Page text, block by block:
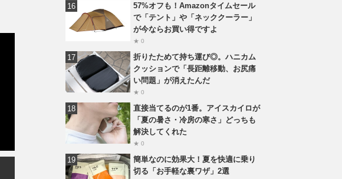
57%オフも！Amazonタイムセール
で「テント」や「ネッククーラー」
が今ならお買い得ですよ
★ 0
折りたためて持ち運び◎。ハニカム
クッションで「長距離移動、お尻痛
い問題」が消えたんだ
★ 0
直接当てるのが1番。アイスカイロが
「夏の暑さ・冷房の寒さ」どっちも
解決してくれた
★ 0
簡単なのに効果大！夏を快適に乗り
切る「お手軽な裏ワザ」2選